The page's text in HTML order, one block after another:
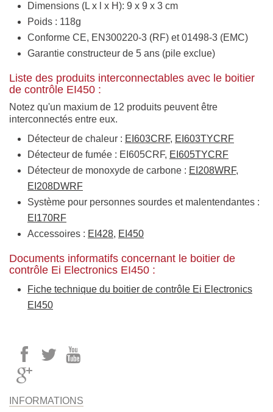
Dimensions (L x l x H): 9 x 9 x 3 cm
Poids : 118g
Conforme CE, EN300220-3 (RF) et 01498-3 (EMC)
Garantie constructeur de 5 ans (pile exclue)
Liste des produits interconnectables avec le boitier
de contrôle EI450 :
Notez qu'un maxium de 12 produits peuvent être
interconnectés entre eux.
Détecteur de chaleur : EI603CRF, EI603TYCRF
Détecteur de fumée : EI605CRF, EI605TYCRF
Détecteur de monoxyde de carbone : EI208WRF,
EI208DWRF
Système pour personnes sourdes et malentendantes :
EI170RF
Accessoires : EI428, EI450
Documents informatifs concernant le boitier de
contrôle Ei Electronics EI450 :
Fiche technique du boitier de contrôle Ei Electronics
EI450
INFORMATIONS